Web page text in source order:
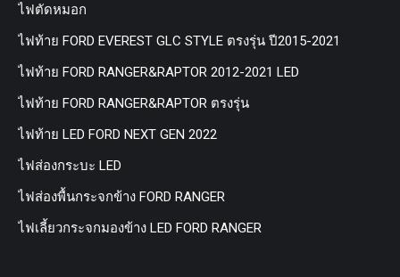
ไฟตัดหมอก
ไฟท้าย FORD EVEREST GLC STYLE ตรงรุ่น ปี2015-2021
ไฟท้าย FORD RANGER&RAPTOR 2012-2021 LED
ไฟท้าย FORD RANGER&RAPTOR ตรงรุ่น
ไฟท้าย LED FORD NEXT GEN 2022
ไฟส่องกระบะ LED
ไฟส่องพื้นกระจกข้าง FORD RANGER
ไฟเลี้ยวกระจกมองข้าง LED FORD RANGER